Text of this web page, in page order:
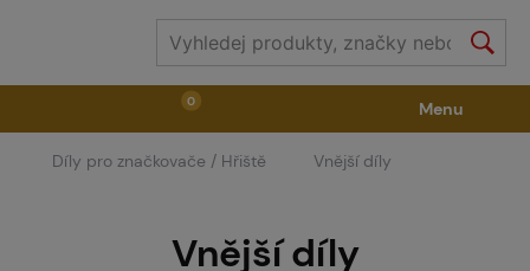
0
Zbraně Příslušenství ke zbraním Výstroj
Vzduch / CO2
Menu
Díly pro značkovače / Hřiště Vnější díly
Vnější díly